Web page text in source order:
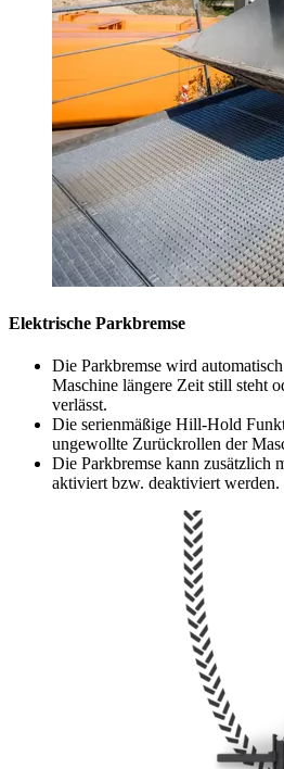
Elektrische Parkbremse
Die Parkbremse wird
Maschine längere Zeit still steht
verlässt.
Die serienmäßige Hill-Hold
ungewollte Zurückrollen der
Die Parkbremse kann zusätzlich
aktiviert bzw. deaktiviert werden.